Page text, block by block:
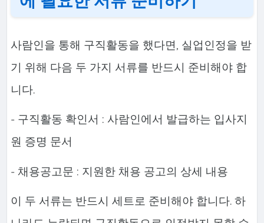
사람인을 통해 구직활동을 했다면, 실업인정을 받
기 위해 다음 두 가지 서류를 반드시 준비해야 합
니다.
- 구직활동 확인서 : 사람인에서 발급하는 입사지
원 증명 문서
- 채용공고문 : 지원한 채용 공고의 상세 내용
이 두 서류는 반드시 세트로 준비해야 합니다. 하